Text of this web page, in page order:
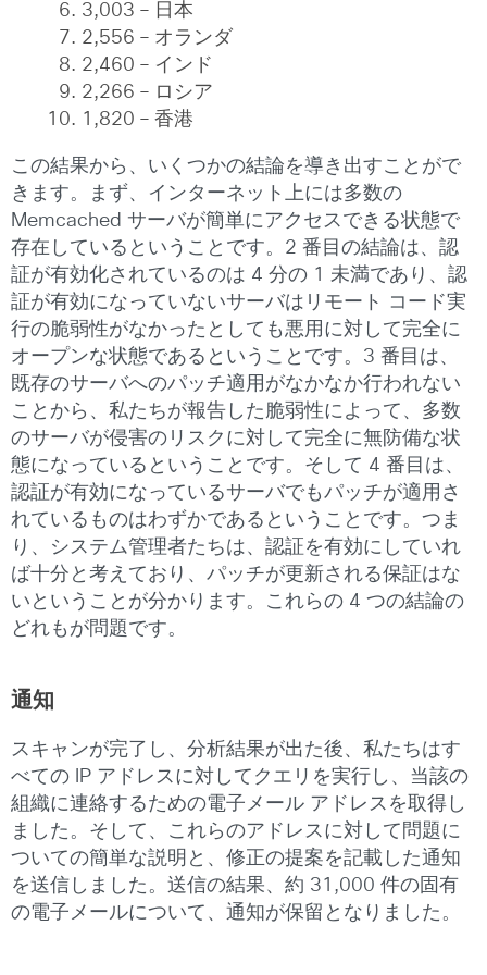
3,003 – 日本
2,556 – オランダ
2,460 – インド
2,266 – ロシア
1,820 – 香港
この結果から、いくつかの結論を導き出すことがで
きます。まず、インターネット上には多数の
Memcached サーバが簡単にアクセスできる状態で
存在しているということです。2 番目の結論は、認
証が有効化されているのは 4 分の 1 未満であり、認
証が有効になっていないサーバはリモート コード実
行の脆弱性がなかったとしても悪用に対して完全に
オープンな状態であるということです。3 番目は、
既存のサーバへのパッチ適用がなかなか行われない
ことから、私たちが報告した脆弱性によって、多数
のサーバが侵害のリスクに対して完全に無防備な状
態になっているということです。そして 4 番目は、
認証が有効になっているサーバでもパッチが適用さ
れているものはわずかであるということです。つま
り、システム管理者たちは、認証を有効にしていれ
ば十分と考えており、パッチが更新される保証はな
いということが分かります。これらの 4 つの結論の
どれもが問題です。
通知
スキャンが完了し、分析結果が出た後、私たちはす
べての IP アドレスに対してクエリを実行し、当該の
組織に連絡するための電子メール アドレスを取得し
ました。そして、これらのアドレスに対して問題に
ついての簡単な説明と、修正の提案を記載した通知
を送信しました。送信の結果、約 31,000 件の固有
の電子メールについて、通知が保留となりました。